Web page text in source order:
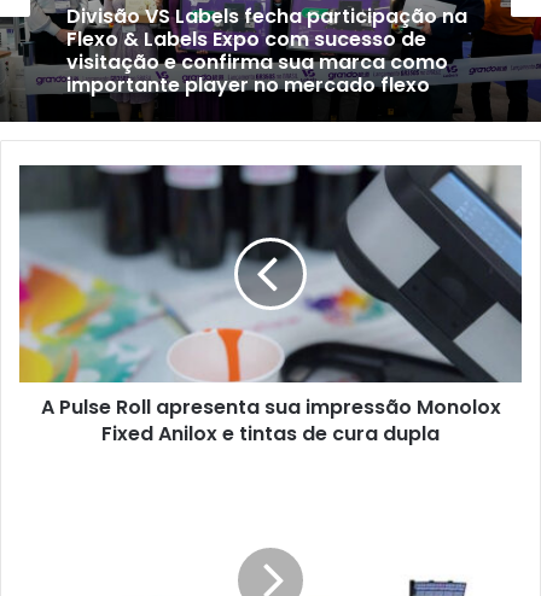
Divisão VS Labels fecha participação na
Flexo & Labels Expo com sucesso de
visitação e confirma sua marca como
importante player no mercado flexo
Roll
apresenta
sua
impressão
Monolox
Fixed
Anilox
A Pulse Roll apresenta sua impressão Monolox
Fixed Anilox e tintas de cura dupla